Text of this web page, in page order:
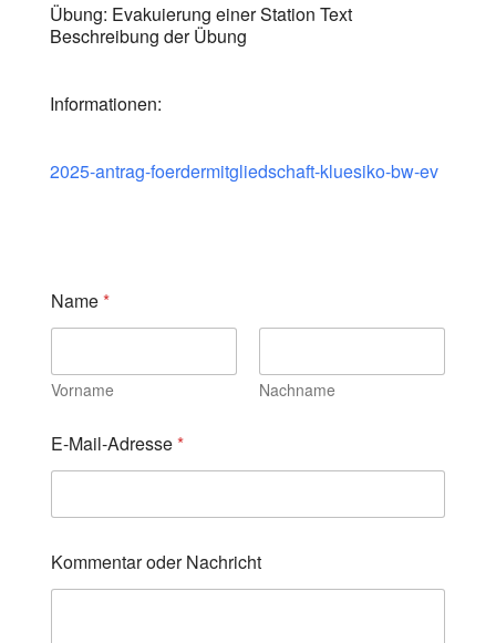
Übung: Evakuierung einer Station Text
Beschreibung der Übung
Informationen:
2025-antrag-foerdermitgliedschaft-kluesiko-bw-ev
Name*
Vorname Nachname
d
e
E
M
a
i
E-Mail-Adresse*
Kommentar oder Nachricht